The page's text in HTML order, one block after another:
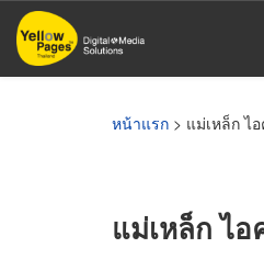
ข้าม
ไป
หน้าแรก > แม่เหล็ก ไ
แม่เหล็ก ไอ